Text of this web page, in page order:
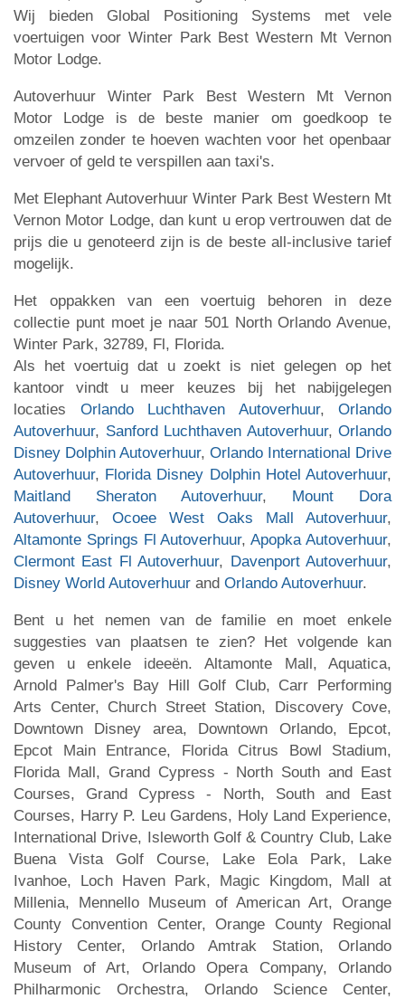
Wij bieden Global Positioning Systems met vele
voertuigen voor Winter Park Best Western Mt Vernon
Motor Lodge.
Autoverhuur Winter Park Best Western Mt Vernon
Motor Lodge is de beste manier om goedkoop te
omzeilen zonder te hoeven wachten voor het openbaar
vervoer of geld te verspillen aan taxi's.
Met Elephant Autoverhuur Winter Park Best Western Mt
Vernon Motor Lodge, dan kunt u erop vertrouwen dat de
prijs die u genoteerd zijn is de beste all-inclusive tarief
mogelijk.
Het oppakken van een voertuig behoren in deze
collectie punt moet je naar 501 North Orlando Avenue,
Winter Park, 32789, Fl, Florida.
Als het voertuig dat u zoekt is niet gelegen op het
kantoor vindt u meer keuzes bij het nabijgelegen
locaties Orlando Luchthaven Autoverhuur, Orlando
Autoverhuur, Sanford Luchthaven Autoverhuur, Orlando
Disney Dolphin Autoverhuur, Orlando International Drive
Autoverhuur, Florida Disney Dolphin Hotel Autoverhuur,
Maitland Sheraton Autoverhuur, Mount Dora
Autoverhuur, Ocoee West Oaks Mall Autoverhuur,
Altamonte Springs Fl Autoverhuur,Apopka Autoverhuur,
Clermont East Fl Autoverhuur, Davenport Autoverhuur,
Disney World Autoverhuur and Orlando Autoverhuur.
Bent u het nemen van de familie en moet enkele
suggesties van plaatsen te zien? Het volgende kan
geven u enkele ideeën. Altamonte Mall, Aquatica,
Arnold Palmer's Bay Hill Golf Club, Carr Performing
Arts Center, Church Street Station, Discovery Cove,
Downtown Disney area, Downtown Orlando, Epcot,
Epcot Main Entrance, Florida Citrus Bowl Stadium,
Florida Mall, Grand Cypress - North South and East
Courses, Grand Cypress - North, South and East
Courses, Harry P. Leu Gardens, Holy Land Experience,
International Drive, Isleworth Golf & Country Club, Lake
Buena Vista Golf Course, Lake Eola Park, Lake
Ivanhoe, Loch Haven Park, Magic Kingdom, Mall at
Millenia, Mennello Museum of American Art, Orange
County Convention Center, Orange County Regional
History Center, Orlando Amtrak Station, Orlando
Museum of Art, Orlando Opera Company, Orlando
Philharmonic Orchestra, Orlando Science Center,